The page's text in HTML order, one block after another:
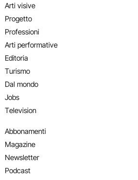
Arti visive
Progetto
Professioni
Arti performative
Editoria
Turismo
Dal mondo
Jobs
Television
Abbonamenti
Magazine
Newsletter
Podcast